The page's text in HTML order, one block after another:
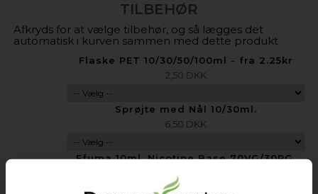
TILBEHØR
Afkryds for at vælge tilbehør, og så lægges det
automatisk i kurven sammen med dette produkt
Flaske PET 10/30/50/100ml - fra 2.25kr
v/50stk
2,50 DKK
Sprøjte med Nål 10/30ml.
6,50 DKK
Efuma 10ml. Nicotine Base 70VG/30PG.